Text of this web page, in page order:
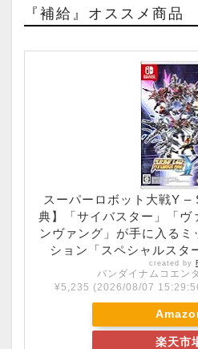
『補給』オススメ商品
スーパーロボット大戦Y
典】「サイバスター」「ヴ
ンヴァング」が手に入るミ
ション「スペシャルスタ
created by
バンダイナムコエン
¥5,235 (2026/08/07
楽天市